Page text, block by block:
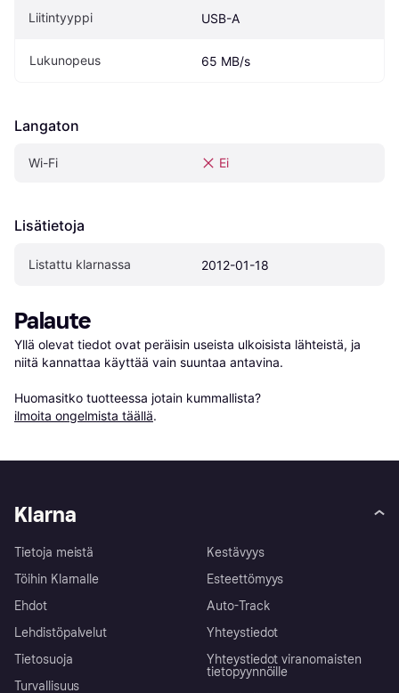
Liitintyyppi USB-A
Lukunopeus 65 MB/s
Langaton
Wi-Fi Ei
Lisätietoja
Listattu klarnassa 2012-01-18
Palaute
Yllä olevat tiedot ovat peräisin useista ulkoisista lähteistä, ja
niitä kannattaa käyttää vain suuntaa antavina.
Huomasitko tuotteessa jotain kummallista?
ilmoita ongelmista täällä.
Klarna
Tietoja meistä
Töihin Klarnalle
Ehdot
Lehdistöpalvelut
Tietosuoja
Turvallisuus
Kestävyys
Esteettömyys
Auto-Track
Yhteystiedot
Yhteystiedot viranomaisten
tietopyynnöille